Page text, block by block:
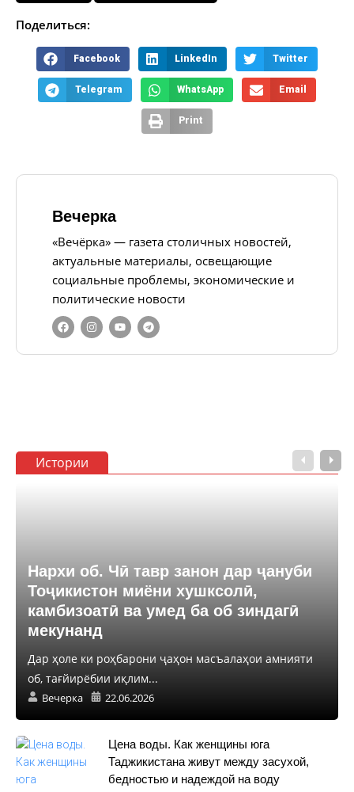
Поделиться:
Facebook LinkedIn Twitter
Telegram WhatsApp Email
Print
Вечерка
«Вечёрка» — газета столичных новостей,
актуальные материалы, освещающие
социальные проблемы, экономические и
политические новости
Истории
Нархи об. Чӣ тавр занон дар ҷануби
Тоҷикистон миёни хушксолӣ,
камбизоатӣ ва умед ба об зиндагӣ
мекунанд
Дар ҳоле ки роҳбарони ҷаҳон масъалаҳои амнияти
об, тағйирёбии иқлим...
Вечерка 22.06.2026
Цена воды. Как женщины юга
Таджикистана живут между засухой,
бедностью и надеждой на воду